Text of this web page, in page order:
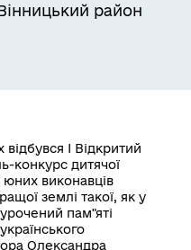
район
відбувся І Відкритий
конкурс дитячої
юних виконавців
землі такої, як у
пам"яті
Олександра